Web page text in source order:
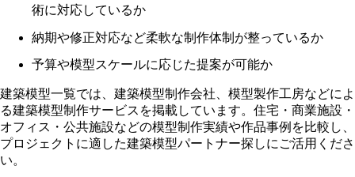
術に対応しているか
納期や修正対応など柔軟な制作体制が整っているか
予算や模型スケールに応じた提案が可能か
建築模型一覧では、建築模型制作会社、模型製作工房などによ
る建築模型制作サービスを掲載しています。住宅・商業施設・
オフィス・公共施設などの模型制作実績や作品事例を比較し、
プロジェクトに適した建築模型パートナー探しにご活用くださ
い。